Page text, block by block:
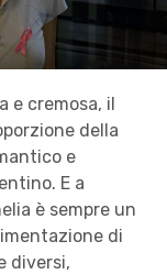
e cremosa, il
della
e
E a
è sempre un
di
diversi,